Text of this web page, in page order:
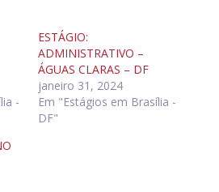
-
ESTÁGIO:
ADMINISTRATIVO –
ÁGUAS CLARAS – DF
janeiro 31, 2024
Em "Estágios em Brasília -
DF"